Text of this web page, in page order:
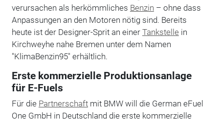
verursachen als herkömmliches Benzin – ohne dass
Anpassungen an den Motoren nötig sind. Bereits
heute ist der Designer-Sprit an einer Tankstelle in
Kirchweyhe nahe Bremen unter dem Namen
"KlimaBenzin95" erhältlich.
Erste kommerzielle Produktionsanlage
für E-Fuels
Für die Partnerschaftmit BMW will die German eFuel
One GmbH in Deutschland die erste kommerzielle